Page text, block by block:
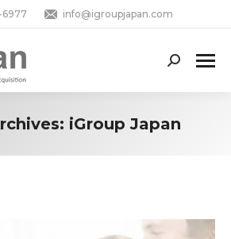
info@igroupjapan.com
Search:
iGroup Japan